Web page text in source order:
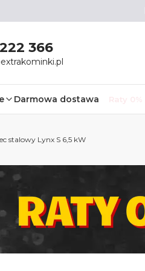
366
Darmowa dostawa
stalowy Lynx S 6,5 kW